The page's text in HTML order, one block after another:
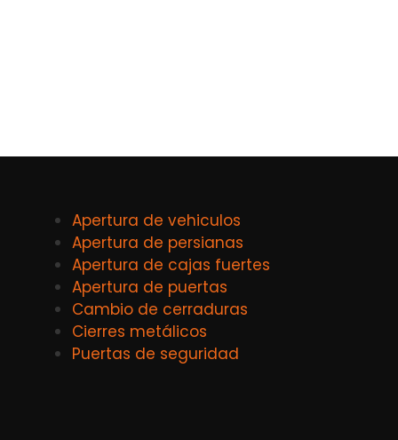
Apertura de vehiculos
Apertura de persianas
Apertura de cajas fuertes
Apertura de puertas
Cambio de cerraduras
Cierres metálicos
Puertas de seguridad